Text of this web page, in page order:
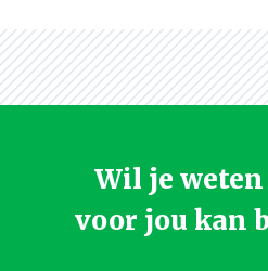
Wil je
voor jou kan